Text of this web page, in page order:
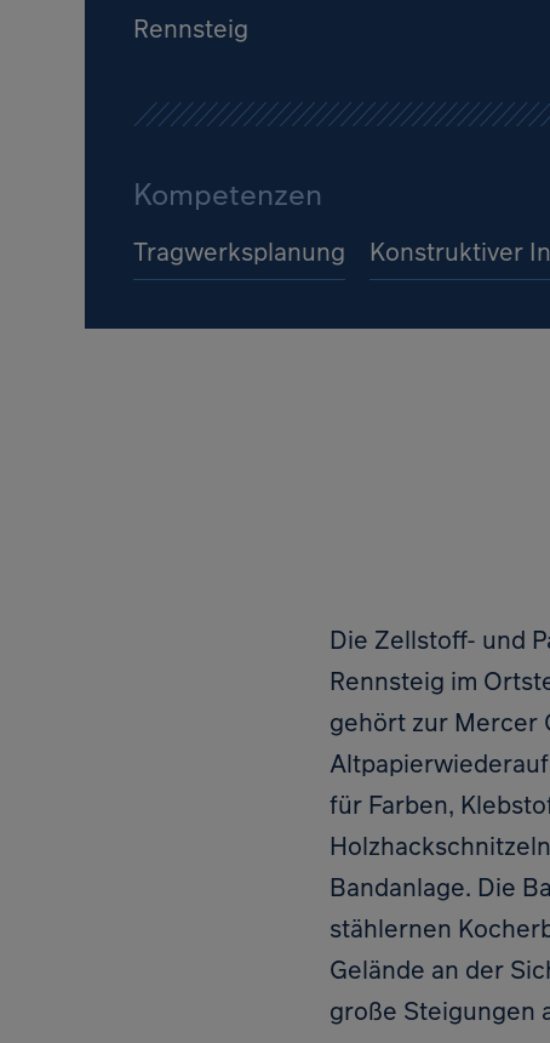
Rennsteig
Kompetenzen
Tragwerksplanung Konstruktiver
Die Zellstoff- und
Rennsteig im
gehört zur Mercer
für Farben,
Bandanlage. Die
stählernen
Gelände an der
große Steigungen